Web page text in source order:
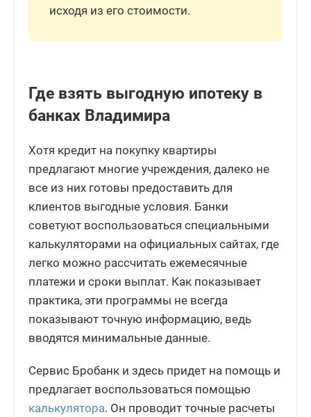
исходя из его стоимости.
Где взять выгодную ипотеку в
банках Владимира
Хотя кредит на покупку квартиры
предлагают многие учреждения, далеко не
все из них готовы предоставить для
клиентов выгодные условия. Банки
советуют воспользоваться специальными
калькуляторами на официальных сайтах, где
легко можно рассчитать ежемесячные
платежи и сроки выплат. Как показывает
практика, эти программы не всегда
показывают точную информацию, ведь
вводятся минимальные данные.
Сервис Бробанк и здесь придет на помощь и
предлагает воспользоваться помощью
калькулятора. Он проводит точные расчеты